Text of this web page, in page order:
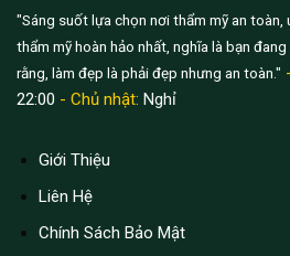
"Sáng suốt lựa chọn nơi thẩm mỹ an
thẩm mỹ hoàn hảo nhất, nghĩa là bạn
rằng, làm đẹp là phải đẹp nhưng an toàn."
22:00 - Chủ nhật: Nghỉ
Giới Thiệu
Liên Hệ
Chính Sách Bảo Mật